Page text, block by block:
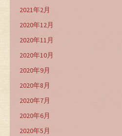
2021年2月
2020年12月
2020年11月
2020年10月
2020年9月
2020年8月
2020年7月
2020年6月
2020年5月